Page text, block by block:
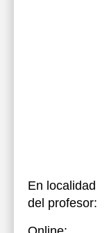
En localidad
del profesor: